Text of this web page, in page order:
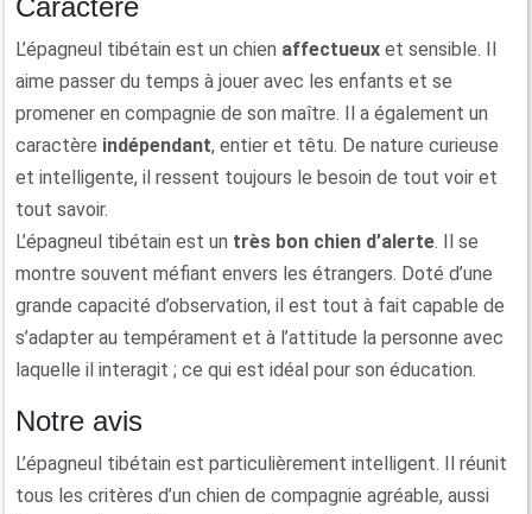
L’épagneul tibétain est un chien affectueux et sensible. Il
aime passer du temps à jouer avec les enfants et se
promener en compagnie de son maître. Il a également un
caractère indépendant, entier et têtu. De nature curieuse
et intelligente, il ressent toujours le besoin de tout voir et
tout savoir.
L’épagneul tibétain est un très bon chien d’alerte. Il se
montre souvent méfiant envers les étrangers. Doté d’une
grande capacité d’observation, il est tout à fait capable de
s’adapter au tempérament et à l’attitude la personne avec
laquelle il interagit ; ce qui est idéal pour son éducation.
Notre avis
L’épagneul tibétain est particulièrement intelligent. Il réunit
tous les critères d’un chien de compagnie agréable, aussi